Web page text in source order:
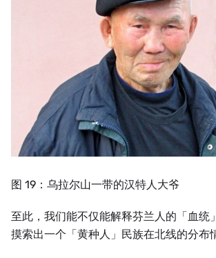
图 19：乌拉尔山一带的汉特人大爷
至此，我们能不仅能解释芬兰人的「血统
摸索出一个「黄种人」民族在北线的分布